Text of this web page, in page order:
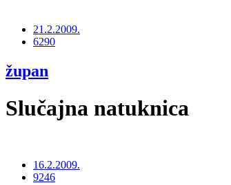
21.2.2009.
6290
župan
Slučajna natuknica
16.2.2009.
9246